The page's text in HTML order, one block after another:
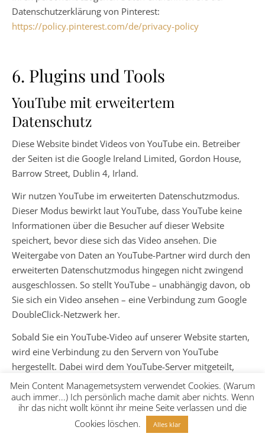
Datenschutzerklärung von Pinterest:
https://policy.pinterest.com/de/privacy-policy
6. Plugins und Tools
YouTube mit erweitertem
Datenschutz
Diese Website bindet Videos von YouTube ein. Betreiber
der Seiten ist die Google Ireland Limited, Gordon House,
Barrow Street, Dublin 4, Irland.
Wir nutzen YouTube im erweiterten Datenschutzmodus.
Dieser Modus bewirkt laut YouTube, dass YouTube keine
Informationen über die Besucher auf dieser Website
speichert, bevor diese sich das Video ansehen. Die
Weitergabe von Daten an YouTube-Partner wird durch den
erweiterten Datenschutzmodus hingegen nicht zwingend
ausgeschlossen. So stellt YouTube – unabhängig davon, ob
Sie sich ein Video ansehen – eine Verbindung zum Google
DoubleClick-Netzwerk her.
Sobald Sie ein YouTube-Video auf unserer Website starten,
wird eine Verbindung zu den Servern von YouTube
hergestellt. Dabei wird dem YouTube-Server mitgeteilt,
welche unserer Seiten Sie besucht haben. Wenn Sie in
Ihrem YouTube-Account eingeloggt sind, ermöglichen Sie
YouTube, Ihr Surfverhalten direkt Ihrem persönlichen Profil
zuzuordnen. Dies können Sie verhindern, indem Sie sich
Mein Content Managemetsystem verwendet Cookies. (Warum
auch immer...) Ich persönlich mache damit aber nichts. Wenn
ihr das nicht wollt könnt ihr meine Seite verlassen und die
Cookies löschen.
Alles klar